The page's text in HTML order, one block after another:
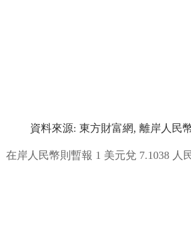
資料來源: 東方財富網, 離岸人民
在岸人民幣則暫報 1 美元兌 7.1038 人